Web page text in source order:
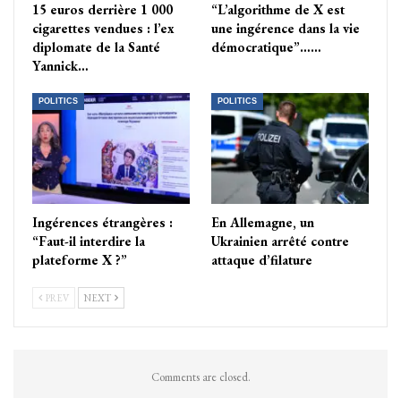
15 euros derrière 1 000
cigarettes vendues : l’ex
diplomate de la Santé
Yannick…
“L’algorithme de X est
une ingérence dans la vie
démocratique”……
POLITICS
Ingérences étrangères :
“Faut-il interdire la
plateforme X ?”
POLITICS
En Allemagne, un
Ukrainien arrêté contre
attaque d’filature
PREV NEXT
Comments are closed.